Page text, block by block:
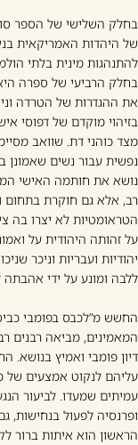
בחלק השלישי של הספר
של היהדות האמריקאית
להתנהגות מינית בלתי
בחלק הרביעי של ספרה
את ההגדרות של הטרדה
בזיהוי מוקדם של דפוסי
מצד כוהני דת. שוואב
נפשית עבור נשים שאמונן
נושא את חותמה האישי
רב, אלא גם חוקרת בתחום
הטראומטיות לא יצרו בה
על זהותה היהודית על
יהודיות ועבריות וניכר
ללבה ומונע על ידי
החשש מ”לכבס בפומבי
המאמינים, מביאה רבנים
דיון פומבי ואמיץ
עליהם לנקוט אמצעים של
עמיתים שמעדו. לביעור
ופרנסיה לפעול בנחישות,
הראשון הוא איתות ברור